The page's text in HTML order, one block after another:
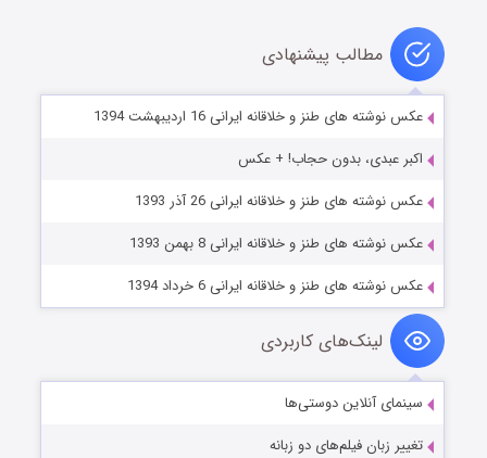
مطالب پیشنهادی
عکس نوشته های طنز و خلاقانه ایرانی 16 اردیبهشت 1394
اکبر عبدی، بدون حجاب! + عکس
عکس نوشته های طنز و خلاقانه ایرانی 26 آذر 1393
عکس نوشته های طنز و خلاقانه ایرانی 8 بهمن 1393
عکس نوشته های طنز و خلاقانه ایرانی 6 خرداد 1394
لینک‌های کاربردی
سینمای آنلاین دوستی‌ها
تغییر زبان فیلم‌های دو زبانه